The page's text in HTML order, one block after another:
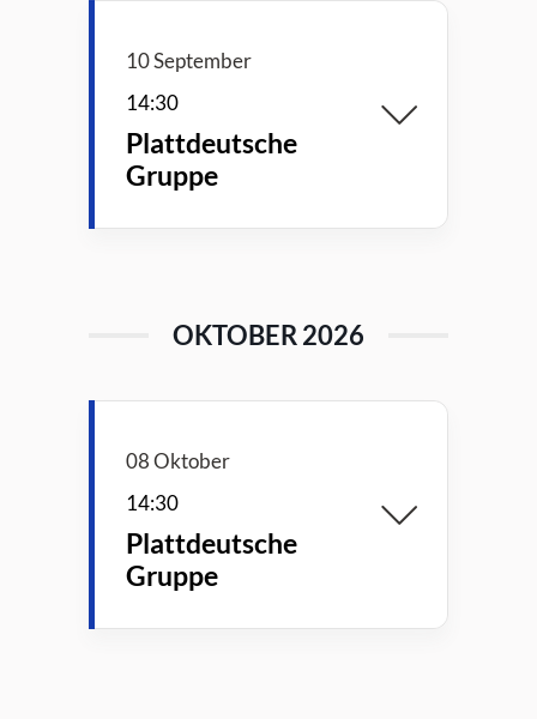
10 September
14:30
Plattdeutsche
Gruppe
OKTOBER 2026
08 Oktober
14:30
Plattdeutsche
Gruppe